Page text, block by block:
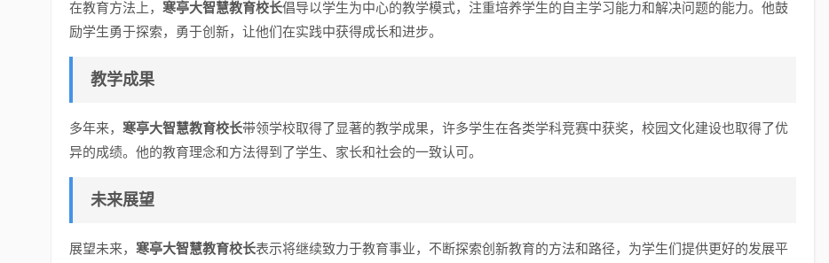
在教育方法上， 寒亭大智慧教育校长倡导以学生为中心的教学模式，注重培养学生的自主学习能力和解决问题的能力。他鼓
励学生勇于探索，勇于创新，让他们在实践中获得成长和进步。
教学成果
多年来， 寒亭大智慧教育校长带领学校取得了显著的教学成果，许多学生在各类学科竞赛中获奖，校园文化建设也取得了优
异的成绩。他的教育理念和方法得到了学生、家长和社会的一致认可。
未来展望
展望未来， 寒亭大智慧教育校长表示将继续致力于教育事业，不断探索创新教育的方法和路径，为学生们提供更好的发展平